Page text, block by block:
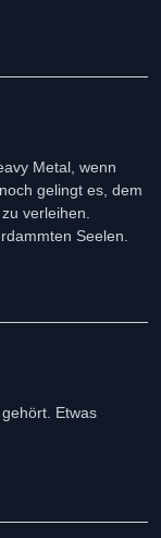
Metal, wenn
gelingt es, dem
verleihen.
Seelen.
Etwas